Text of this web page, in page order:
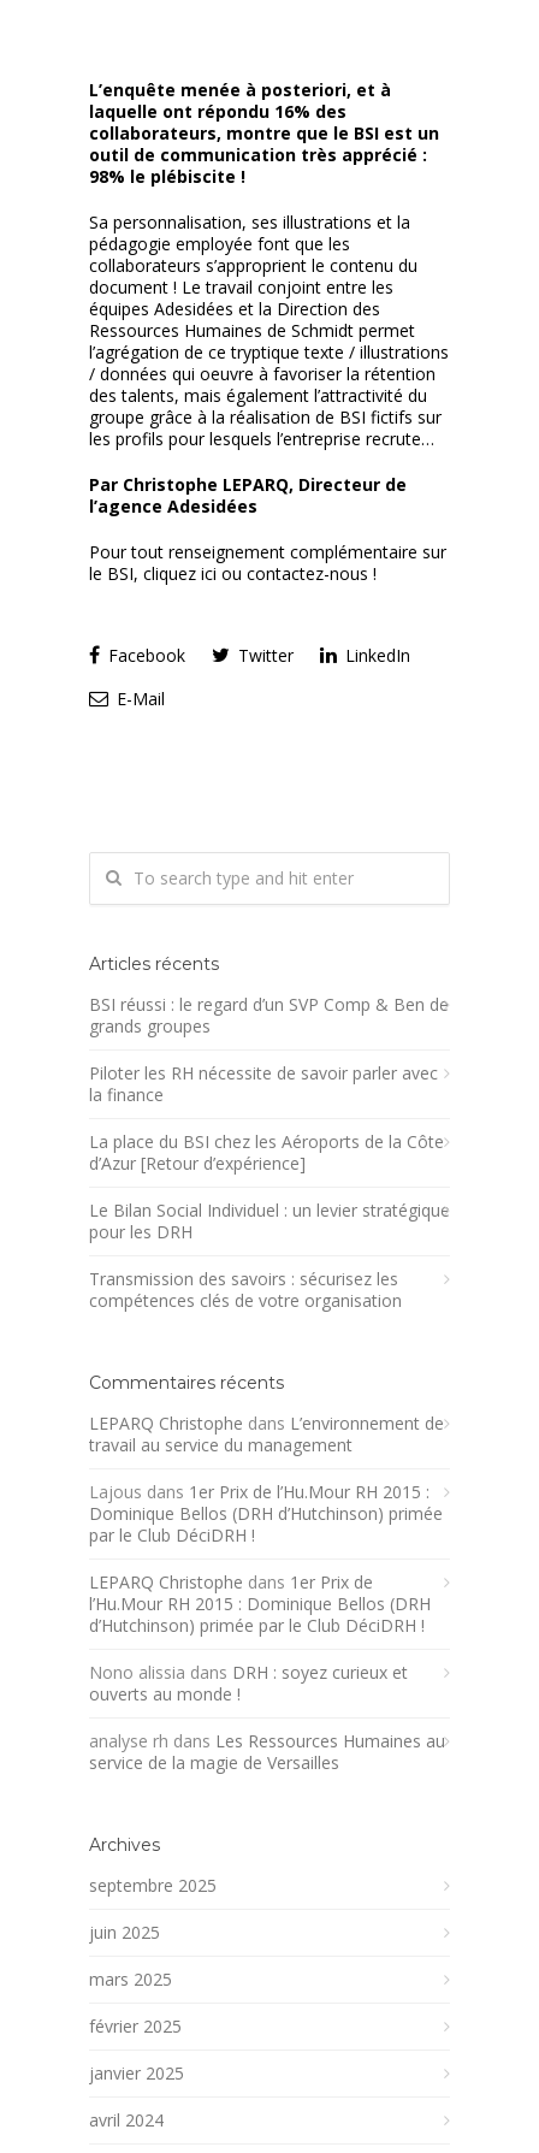
L’enquête menée à posteriori, et à
laquelle ont répondu 16% des
collaborateurs, montre que le BSI est un
outil de communication très apprécié :
98% le plébiscite !
Sa personnalisation, ses illustrations et la
pédagogie employée font que les
collaborateurs s’approprient le contenu du
document ! Le travail conjoint entre les
équipes Adesidées et la Direction des
Ressources Humaines de Schmidt permet
l’agrégation de ce tryptique texte / illustrations
/ données qui oeuvre à favoriser la rétention
des talents, mais également l’attractivité du
groupe grâce à la réalisation de BSI fictifs sur
les profils pour lesquels l’entreprise recrute…
Par Christophe LEPARQ, Directeur de
l’agence Adesidées
Pour tout renseignement complémentaire sur
le BSI, cliquez ici ou contactez-nous !
Facebook Twitter
LinkedIn
E-Mail
Articles récents
BSI réussi : le regard d’un SVP Comp & Ben de
grands groupes
Piloter les RH nécessite de savoir parler avec
la finance
La place du BSI chez les Aéroports de la Côte
d’Azur [Retour d’expérience]
Le Bilan Social Individuel : un levier stratégique
pour les DRH
Transmission des savoirs : sécurisez les
compétences clés de votre organisation
Commentaires récents
LEPARQ Christophe dans L’environnement de
travail au service du management
Lajous dans 1er Prix de l’Hu.Mour RH 2015 :
Dominique Bellos (DRH d’Hutchinson) primée
par le Club DéciDRH !
LEPARQ Christophe dans 1er Prix de
l’Hu.Mour RH 2015 : Dominique Bellos (DRH
d’Hutchinson) primée par le Club DéciDRH !
Nono alissia dans DRH : soyez curieux et
ouverts au monde !
analyse rh dans Les Ressources Humaines au
service de la magie de Versailles
Archives
septembre 2025
juin 2025
mars 2025
février 2025
janvier 2025
avril 2024